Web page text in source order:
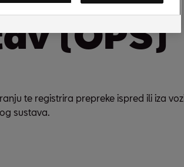
(OPS)
te registrira prepreke ispred ili iza
sustava.